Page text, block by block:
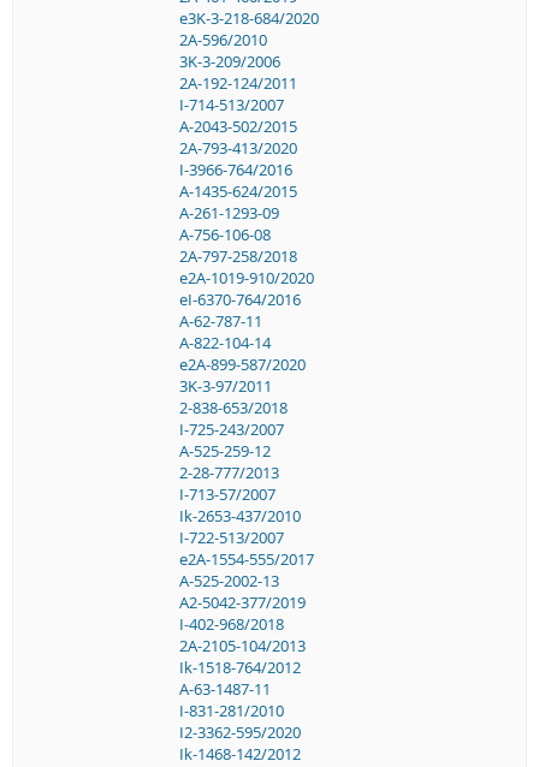
e3K-3-218-684/2020
2A-596/2010
3K-3-209/2006
2A-192-124/2011
I-714-513/2007
A-2043-502/2015
2A-793-413/2020
I-3966-764/2016
A-1435-624/2015
A-261-1293-09
A-756-106-08
2A-797-258/2018
e2A-1019-910/2020
eI-6370-764/2016
A-62-787-11
A-822-104-14
e2A-899-587/2020
3K-3-97/2011
2-838-653/2018
I-725-243/2007
A-525-259-12
2-28-777/2013
I-713-57/2007
Ik-2653-437/2010
I-722-513/2007
e2A-1554-555/2017
A-525-2002-13
A2-5042-377/2019
I-402-968/2018
2A-2105-104/2013
Ik-1518-764/2012
A-63-1487-11
I-831-281/2010
I2-3362-595/2020
Ik-1468-142/2012